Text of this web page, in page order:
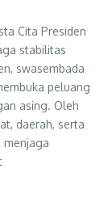
Cita Presiden
stabilitas
swasembada
peluang
asing. Oleh
daerah, serta
menjaga